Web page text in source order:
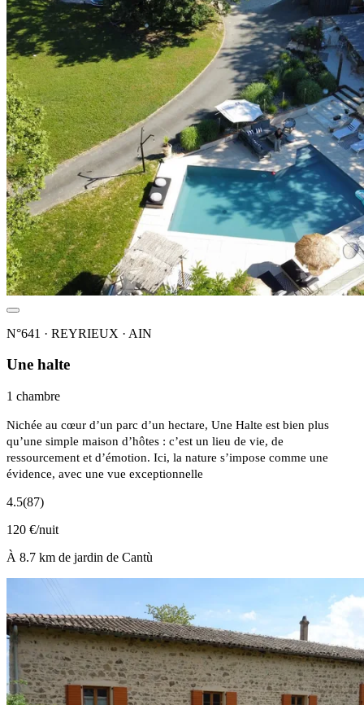
N°641 · REYRIEUX · AIN
Une halte
1 chambre
Nichée au cœur d’un parc d’un hectare, Une Halte est bien plus
qu’une simple maison d’hôtes : c’est un lieu de vie, de
ressourcement et d’émotion. Ici, la nature s’impose comme une
évidence, avec une vue exceptionnelle
4.5(87)
120 €/nuit
À 8.7 km de jardin de Cantù